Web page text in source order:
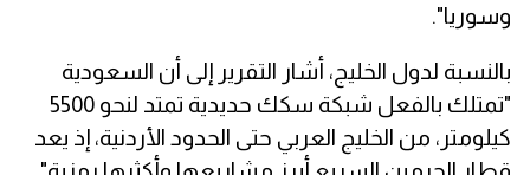
وسوريا".
بالنسبة لدول الخليج، أشار التقرير إلى أن السعودية
"تمتلك بالفعل شبكة سكك حديدية تمتد لنحو 5500
كيلومتر، من الخليج العربي حتى الحدود الأردنية، إذ يعد